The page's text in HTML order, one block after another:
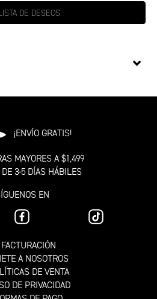
DE DESEOS
¡ENVÍO GRATIS!
MAYORES A $1,499
DE 3-5 DÍAS HÁBILES
EN
FACTURACIÓN
A NOSOTROS
DE VENTA
DE PRIVACIDAD